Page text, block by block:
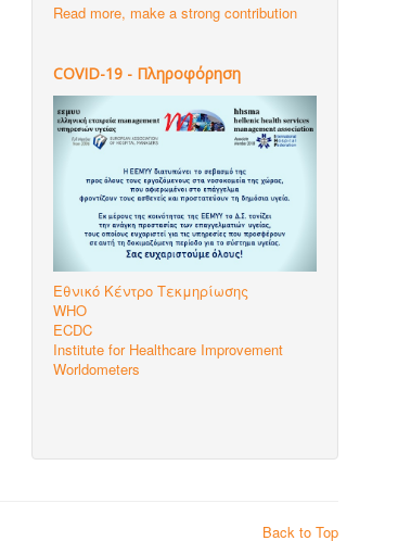
Read more, make a strong contribution
COVID-19 - Πληροφόρηση
Εθνικό Κέντρο Τεκμηρίωσης
WHO
ECDC
Institute for Healthcare Improvement
Worldometers
Back to Top